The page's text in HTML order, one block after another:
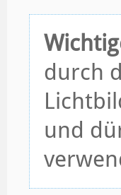
durch
und